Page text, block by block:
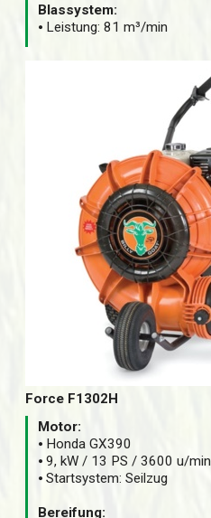
Blassystem:
⦁ Leistung: 81 m³/min
Force F1302H
Motor:
⦁ Honda GX390
⦁ 9, kW / 13 PS / 3600 u/min
⦁ Startsystem: Seilzug
Bereifung: